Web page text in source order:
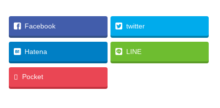
Facebook twitter
Hatena LINE
Pocket